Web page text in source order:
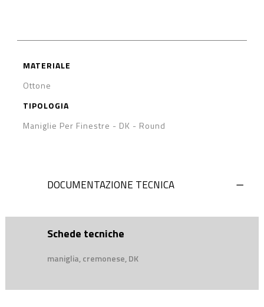
MATERIALE
Ottone
TIPOLOGIA
Maniglie Per Finestre - DK - Round
DOCUMENTAZIONE TECNICA
Schede tecniche
maniglia, cremonese, DK